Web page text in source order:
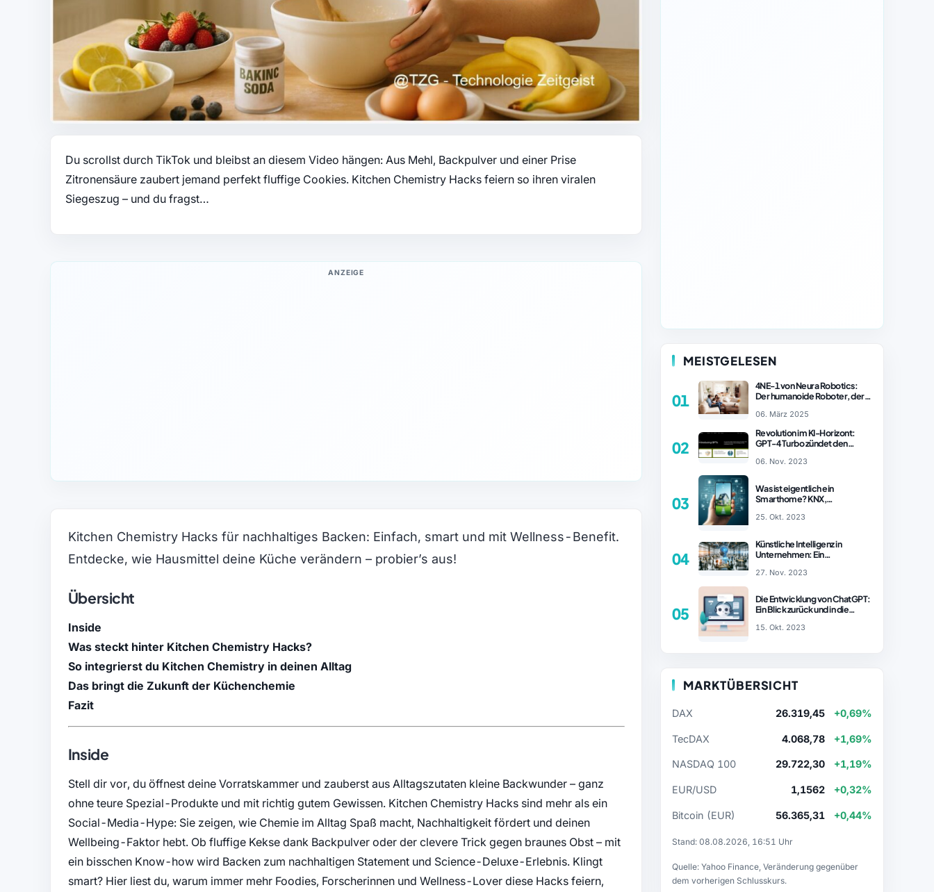
Du scrollst durch TikTok und bleibst an diesem Video hängen: Aus Mehl, Backpulver und einer Prise
Zitronensäure zaubert jemand perfekt fluffige Cookies. Kitchen Chemistry Hacks feiern so ihren viralen
Siegeszug – und du fragst…
ANZEIGE
Kitchen Chemistry Hacks für nachhaltiges Backen: Einfach, smart und mit Wellness-Benefit.
Entdecke, wie Hausmittel deine Küche verändern – probier’s aus!
Übersicht
Inside
Was steckt hinter Kitchen Chemistry Hacks?
So integrierst du Kitchen Chemistry in deinen Alltag
Das bringt die Zukunft der Küchenchemie
Fazit
Inside
Stell dir vor, du öffnest deine Vorratskammer und zauberst aus Alltagszutaten kleine Backwunder – ganz
ohne teure Spezial-Produkte und mit richtig gutem Gewissen. Kitchen Chemistry Hacks sind mehr als ein
Social-Media-Hype: Sie zeigen, wie Chemie im Alltag Spaß macht, Nachhaltigkeit fördert und deinen
Wellbeing-Faktor hebt. Ob fluffige Kekse dank Backpulver oder der clevere Trick gegen braunes Obst – mit
ein bisschen Know-how wird Backen zum nachhaltigen Statement und Science-Deluxe-Erlebnis. Klingt
smart? Hier liest du, warum immer mehr Foodies, Forscherinnen und Wellness-Lover diese Hacks feiern,
MEISTGELESEN
01
4NE-1 von Neura Robotics:
Der humanoide Roboter, der
revolutionieren könnte
06. März 2025
02
Revolution im KI-Horizont:
GPT-4 Turbo zündet den
– ChatGPT Revolution!
06. Nov. 2023
03
Was ist eigentlich ein
Smarthome? KNX,
Vergleich
25. Okt. 2023
04
Künstliche Intelligenz in
Unternehmen: Ein
27. Nov. 2023
05
Die Entwicklung von ChatGPT:
Ein Blick zurück und in die
15. Okt. 2023
MARKTÜBERSICHT
DAX 26.319,45 +0,69%
TecDAX 4.068,78 +1,69%
NASDAQ 100 29.722,30 +1,19%
EUR/USD 1,1562 +0,32%
Bitcoin (EUR) 56.365,31 +0,44%
Stand: 08.08.2026, 16:51 Uhr
Quelle: Yahoo Finance, Veränderung gegenüber
dem vorherigen Schlusskurs.